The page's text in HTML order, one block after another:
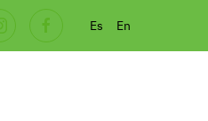
Es En